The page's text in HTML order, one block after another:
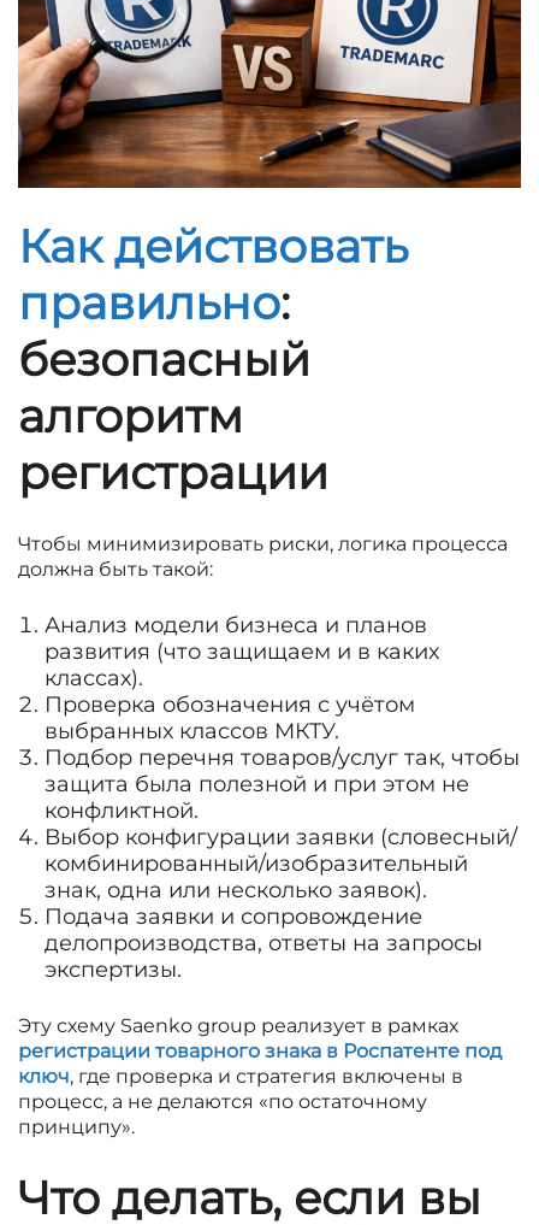
Как действовать
правильно:
безопасный
алгоритм
регистрации
Чтобы минимизировать риски, логика процесса
должна быть такой:
Анализ модели бизнеса и планов
развития (что защищаем и в каких
классах).
Проверка обозначения с учётом
выбранных классов МКТУ.
Подбор перечня товаров/услуг так, чтобы
защита была полезной и при этом не
конфликтной.
Выбор конфигурации заявки (словесный/
комбинированный/изобразительный
знак, одна или несколько заявок).
Подача заявки и сопровождение
делопроизводства, ответы на запросы
экспертизы.
Эту схему Saenko group реализует в рамках
регистрации товарного знака в Роспатенте под
ключ, где проверка и стратегия включены в
процесс, а не делаются «по остаточному
принципу».
Что делать, если вы